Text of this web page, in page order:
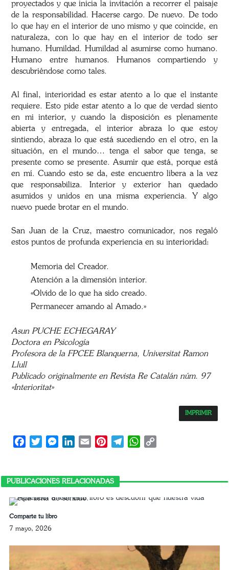
proyectados y que inicia la invitación a recorrer el paisaje
de la responsabilidad. Hacerse cargo. De nuevo. De todo
lo que hay en el interior de uno mismo y que coincide, en
naturaleza, con lo que hay en el interior de todo ser
humano. Humildad. Humildad al asumirse como humano.
Humano entre humanos. Humanos compartiendo y
descubriéndose como tales.
Al final, interioridad es estar atento a lo que el instante
requiere. Esto pide estar atento a lo que de verdad siento
en mi interior, y cuando la disposición es plenamente
abierta y entregada, el interior abraza lo que estoy
sintiendo, abraza lo que está sucediendo en el otro, en la
situación, en el mundo… tenga el sabor que tenga, se
presente como se presente. Asumir que está, porque está
en mí. Cuando esto se da, este encuentro libera a la vez
que responsabiliza. Interior y exterior han quedado
asumidos y unidos en una misma experiencia. Y algo
nuevo puede brotar en el mundo.
San Juan de la Cruz, maestro comunicador, nos regaló
estos puntos de profunda experiencia en su interioridad:
Memoria del Creador.
Atención a la dimensión interior.
«Olvido de lo que ha sido creado.
Permanecer amando al Amado.»
Asun PUCHE ECHEGARAY
Doctora en Psicología
Profesora de la FPCEE Blanquerna, Universitat Ramon
Llull
Publicado originalmente en Revista Re Catalán núm. 97
«Interioritat»
IMPRIMIR
FacebookTwitterMessengerLinkedIn
Email PinterestTelegramWhatsApp
PUBLICACIONES RELACIONADAS
Comparte tu libro
7 mayo, 2026